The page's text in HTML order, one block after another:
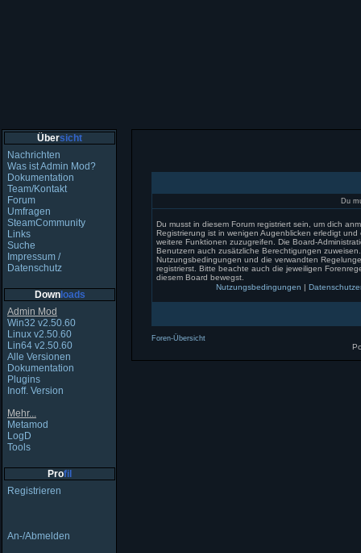
Übersicht
Nachrichten
Was ist Admin Mod?
Dokumentation
Team/Kontakt
Forum
Umfragen
SteamCommunity
Links
Suche
Impressum /
Datenschutz
Downloads
Admin Mod
Win32 v2.50.60
Linux v2.50.60
Lin64 v2.50.60
Alle Versionen
Dokumentation
Plugins
Inoff. Version
Mehr...
Metamod
LogD
Tools
Profil
Registrieren
An-/Abmelden
Du
Du musst in diesem Forum registriert sein, um dich
Registrierung ist in wenigen Augenblicken erledigt und
weitere Funktionen zuzugreifen. Die Board-
Benutzern auch zusätzliche Berechtigungen
Nutzungsbedingungen und die verwandten
registrierst. Bitte beachte auch die jeweiligen
diesem Board bewegst.
Nutzungsbedingungen |
Foren-Übersicht